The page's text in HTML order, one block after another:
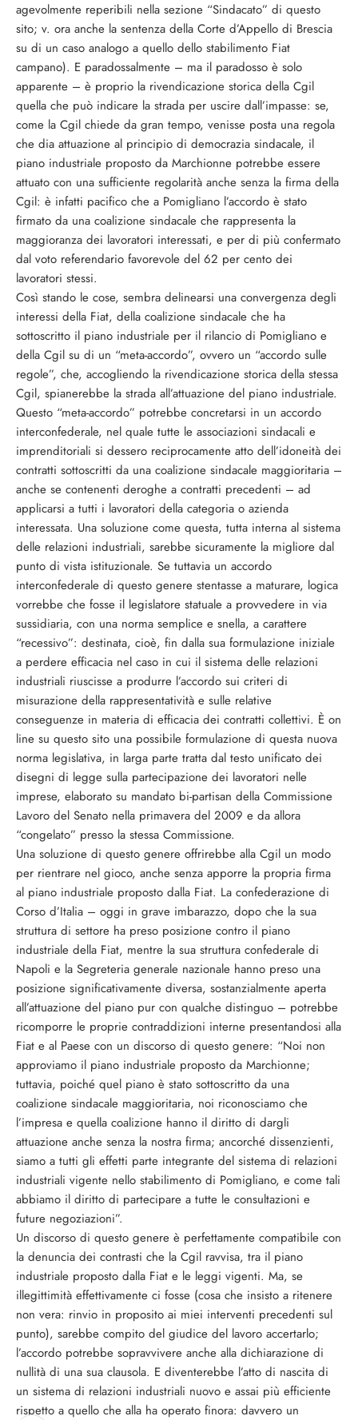
agevolmente reperibili nella sezione “Sindacato” di questo
sito; v. ora anche la sentenza della Corte d’Appello di Brescia
su di un caso analogo a quello dello stabilimento Fiat
campano). E paradossalmente – ma il paradosso è solo
apparente – è proprio la rivendicazione storica della Cgil
quella che può indicare la strada per uscire dall’impasse: se,
come la Cgil chiede da gran tempo, venisse posta una regola
che dia attuazione al principio di democrazia sindacale, il
piano industriale proposto da Marchionne potrebbe essere
attuato con una sufficiente regolarità anche senza la firma della
Cgil: è infatti pacifico che a Pomigliano l’accordo è stato
firmato da una coalizione sindacale che rappresenta la
maggioranza dei lavoratori interessati, e per di più confermato
dal voto referendario favorevole del 62 per cento dei
lavoratori stessi.
Così stando le cose, sembra delinearsi una convergenza degli
interessi della Fiat, della coalizione sindacale che ha
sottoscritto il piano industriale per il rilancio di Pomigliano e
della Cgil su di un “meta-accordo”, ovvero un “accordo sulle
regole”, che, accogliendo la rivendicazione storica della stessa
Cgil, spianerebbe la strada all’attuazione del piano industriale.
Questo “meta-accordo” potrebbe concretarsi in un accordo
interconfederale, nel quale tutte le associazioni sindacali e
imprenditoriali si dessero reciprocamente atto dell’idoneità dei
contratti sottoscritti da una coalizione sindacale maggioritaria –
anche se contenenti deroghe a contratti precedenti – ad
applicarsi a tutti i lavoratori della categoria o azienda
interessata. Una soluzione come questa, tutta interna al sistema
delle relazioni industriali, sarebbe sicuramente la migliore dal
punto di vista istituzionale. Se tuttavia un accordo
interconfederale di questo genere stentasse a maturare, logica
vorrebbe che fosse il legislatore statuale a provvedere in via
sussidiaria, con una norma semplice e snella, a carattere
“recessivo”: destinata, cioè, fin dalla sua formulazione iniziale
a perdere efficacia nel caso in cui il sistema delle relazioni
industriali riuscisse a produrre l’accordo sui criteri di
misurazione della rappresentatività e sulle relative
conseguenze in materia di efficacia dei contratti collettivi. È on
line su questo sito una possibile formulazione di questa nuova
norma legislativa, in larga parte tratta dal testo unificato dei
disegni di legge sulla partecipazione dei lavoratori nelle
imprese, elaborato su mandato bi-partisan della Commissione
Lavoro del Senato nella primavera del 2009 e da allora
“congelato” presso la stessa Commissione.
Una soluzione di questo genere offrirebbe alla Cgil un modo
per rientrare nel gioco, anche senza apporre la propria firma
al piano industriale proposto dalla Fiat. La confederazione di
Corso d’Italia – oggi in grave imbarazzo, dopo che la sua
struttura di settore ha preso posizione contro il piano
industriale della Fiat, mentre la sua struttura confederale di
Napoli e la Segreteria generale nazionale hanno preso una
posizione significativamente diversa, sostanzialmente aperta
all’attuazione del piano pur con qualche distinguo – potrebbe
ricomporre le proprie contraddizioni interne presentandosi alla
Fiat e al Paese con un discorso di questo genere: “Noi non
approviamo il piano industriale proposto da Marchionne;
tuttavia, poiché quel piano è stato sottoscritto da una
coalizione sindacale maggioritaria, noi riconosciamo che
l’impresa e quella coalizione hanno il diritto di dargli
attuazione anche senza la nostra firma; ancorché dissenzienti,
siamo a tutti gli effetti parte integrante del sistema di relazioni
industriali vigente nello stabilimento di Pomigliano, e come tali
abbiamo il diritto di partecipare a tutte le consultazioni e
future negoziazioni”.
Un discorso di questo genere è perfettamente compatibile con
la denuncia dei contrasti che la Cgil ravvisa, tra il piano
industriale proposto dalla Fiat e le leggi vigenti. Ma, se
illegittimità effettivamente ci fosse (cosa che insisto a ritenere
non vera: rinvio in proposito ai miei interventi precedenti sul
punto), sarebbe compito del giudice del lavoro accertarlo;
l’accordo potrebbe sopravvivere anche alla dichiarazione di
nullità di una sua clausola. E diventerebbe l’atto di nascita di
un sistema di relazioni industriali nuovo e assai più efficiente
rispetto a quello che alla ha operato finora: davvero un